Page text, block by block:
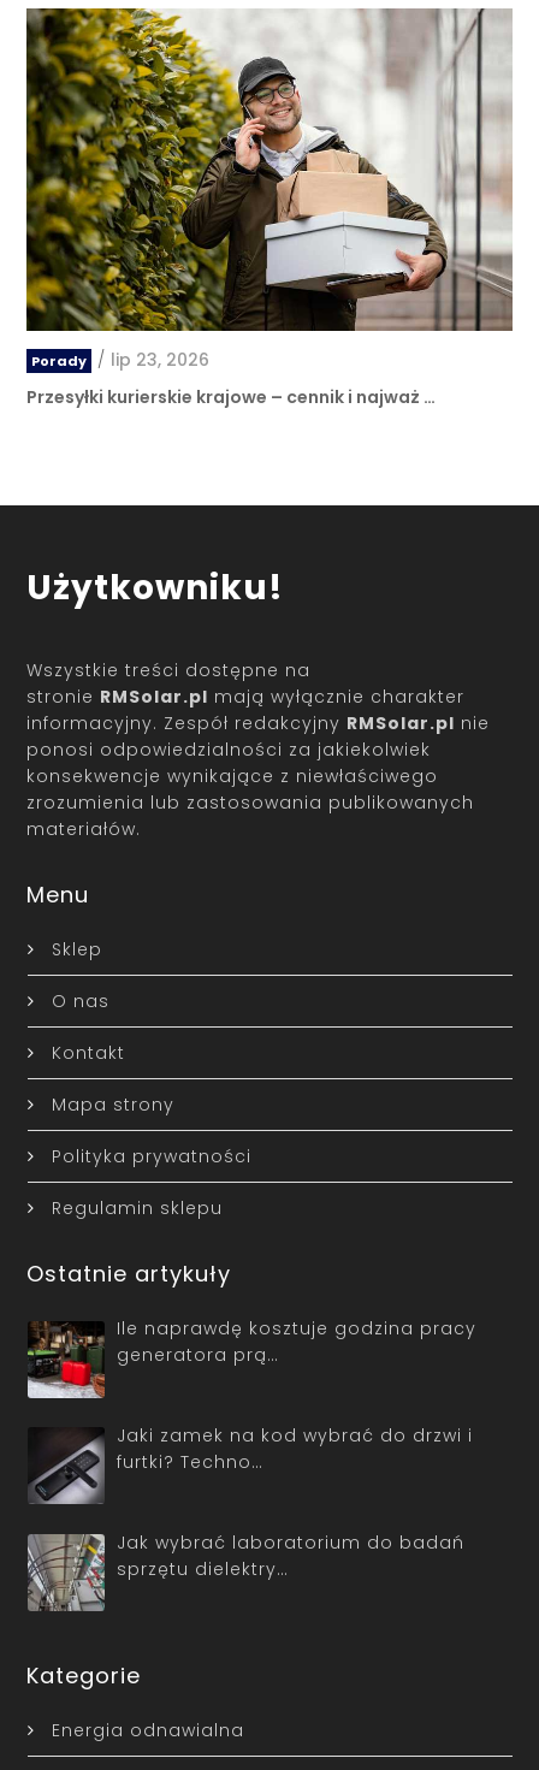
Porady / lip 23, 2026
Przesyłki kurierskie krajowe – cennik i najważ …
Użytkowniku!
Wszystkie treści dostępne na
stronie RMSolar.pl mają wyłącznie charakter
informacyjny. Zespół redakcyjny RMSolar.pl nie
ponosi odpowiedzialności za jakiekolwiek
konsekwencje wynikające z niewłaściwego
zrozumienia lub zastosowania publikowanych
materiałów.
Menu
Sklep
O nas
Kontakt
Mapa strony
Polityka prywatności
Regulamin sklepu
Ostatnie artykuły
Ile naprawdę kosztuje godzina pracy
generatora prą…
Jaki zamek na kod wybrać do drzwi i
furtki? Techno…
Jak wybrać laboratorium do badań
sprzętu dielektry…
Kategorie
Energia odnawialna